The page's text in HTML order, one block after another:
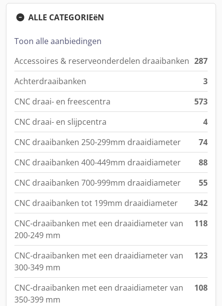
ALLE CATEGORIEëN
Toon alle aanbiedingen
Accessoires & reserveonderdelen draaibanken 287
Achterdraaibanken
3
CNC draai- en freescentra
573
CNC draai- en slijpcentra
4
CNC draaibanken 250-299mm draaidiameter
74
CNC draaibanken 400-449mm draaidiameter
88
CNC draaibanken 700-999mm draaidiameter
55
CNC draaibanken tot 199mm draaidiameter
342
CNC-draaibanken met een draaidiameter van
200-249 mm
118
CNC-draaibanken met een draaidiameter van
300-349 mm
123
CNC-draaibanken met een draaidiameter van
350-399 mm
108